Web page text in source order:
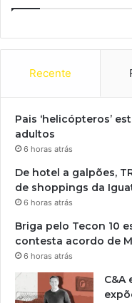
Recente
Pais ‘helicópteros’
adultos
6 horas atrás
De hotel a galpões,
de shoppings da
6 horas atrás
Briga pelo Tecon 10
contesta acordo de
6 horas atrás
C&A